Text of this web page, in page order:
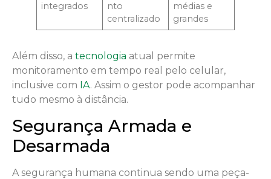
integrados
nto
centralizado
médias e
grandes
Além disso, a tecnologia atual permite
monitoramento em tempo real pelo celular,
inclusive com IA. Assim o gestor pode acompanhar
tudo mesmo à distância.
Segurança Armada e
Desarmada
A segurança humana continua sendo uma peça-